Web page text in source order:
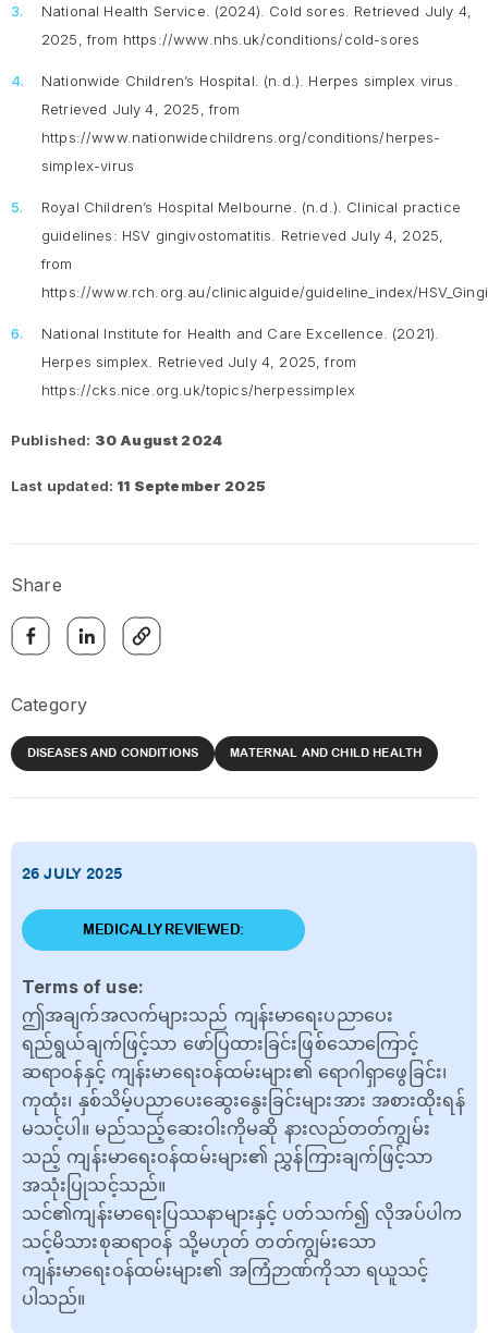
National Health Service. (2024). Cold sores. Retrieved July 4,
2025, from https://www.nhs.uk/conditions/cold-sores
Nationwide Children’s Hospital. (n.d.). Herpes simplex virus.
Retrieved July 4, 2025, from
https://www.nationwidechildrens.org/conditions/herpes-
simplex-virus
Royal Children’s Hospital Melbourne. (n.d.). Clinical practice
guidelines: HSV gingivostomatitis. Retrieved July 4, 2025,
from
https://www.rch.org.au/clinicalguide/guideline_index/
National Institute for Health and Care Excellence. (2021).
Herpes simplex. Retrieved July 4, 2025, from
https://cks.nice.org.uk/topics/herpessimplex
Published: 30 August 2024
Last updated: 11 September 2025
Share
Category
DISEASES AND CONDITIONS MATERNAL AND CHILD HEALTH
26 JULY 2025
MEDICALLY REVIEWED:
Terms of use:
ဤအချက်အလက်များသည် ကျန်းမာရေးပညာပေး
ရည်ရွယ်ချက်ဖြင့်သာ ဖော်ပြထားခြင်းဖြစ်သောကြောင့်
ဆရာဝန်နှင့် ကျန်းမာရေးဝန်ထမ်းများ၏ ရောဂါရှာဖွေခြင်း၊
ကုထုံး၊ နှစ်သိမ့်ပညာပေးဆွေးနွေးခြင်းများအား အစားထိုးရန်
မသင့်ပါ။ မည်သည့်ဆေးဝါးကိုမဆို နားလည်တတ်ကျွမ်း
သည့် ကျန်းမာရေးဝန်ထမ်းများ၏ ညွှန်ကြားချက်ဖြင့်သာ
အသုံးပြုသင့်သည်။
သင်၏ကျန်းမာရေးပြဿနာများနှင့် ပတ်သက်၍ လိုအပ်ပါက
သင့်မိသားစုဆရာဝန် သို့မဟုတ် တတ်ကျွမ်းသော
ကျန်းမာရေးဝန်ထမ်းများ၏ အကြံဉာဏ်ကိုသာ ရယူသင့်
ပါသည်။